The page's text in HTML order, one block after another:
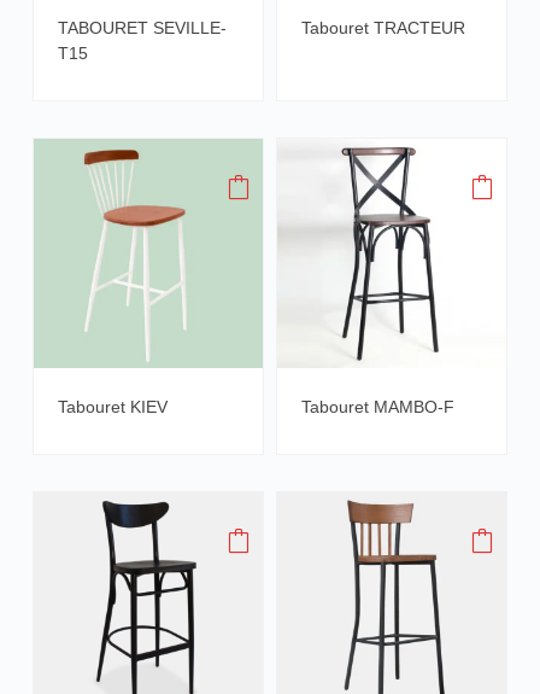
TABOURET SEVILLE-
T15
Tabouret TRACTEUR
Tabouret KIEV Tabouret MAMBO-F